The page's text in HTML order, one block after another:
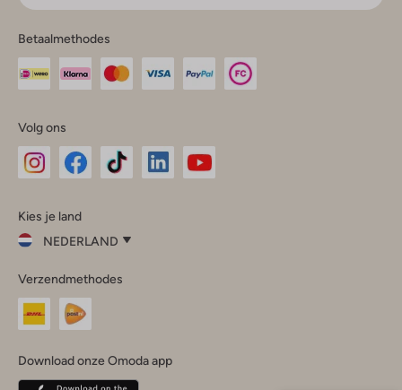
Betaalmethodes
Volg ons
InstagramFacebook
Kies je land
NEDERLAND
je
land
Nederland
Belgique(Français)
Verzendmethodes
Download onze Omoda app